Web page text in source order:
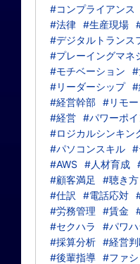
#コンプライアンス
#法律 #生産現場
#デジタルトランス
#プレーイングマネ
#モチベーション
#
#リーダーシップ #
#経営幹部 #リモー
#経営 #パワーポイ
#ロジカルシンキン
#パソコンスキル #
#AWS
#人材育成
#顧客満足
#聴き方
#仕訳
#電話応対
#労務管理
#賃金
#セクハラ
#パワハ
#採算分析 #経営
#後輩指導 #ファ